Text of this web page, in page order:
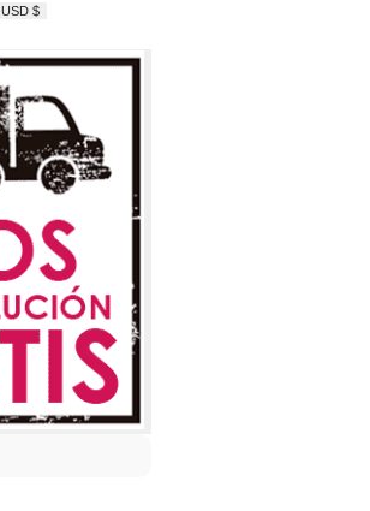
USD $